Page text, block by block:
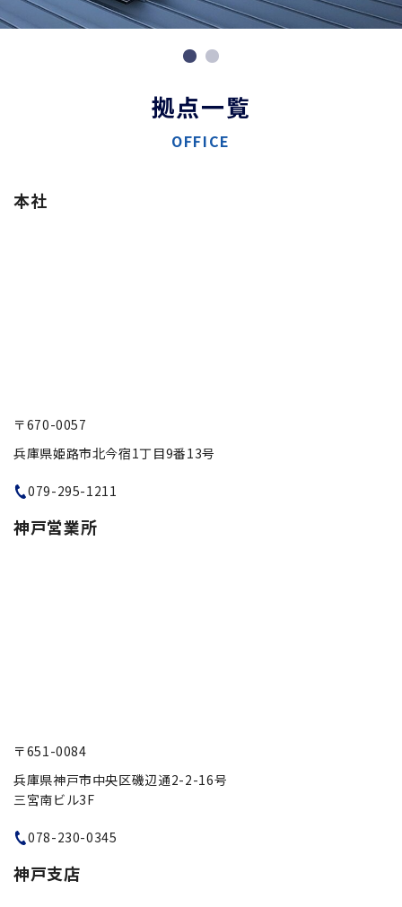
拠点一覧
OFFICE
本社
〒670-0057
兵庫県姫路市北今宿1丁目9番13号
079-295-1211
神戸営業所
〒651-0084
兵庫県神戸市中央区磯辺通2-2-16号
三宮南ビル3F
078-230-0345
神戸支店